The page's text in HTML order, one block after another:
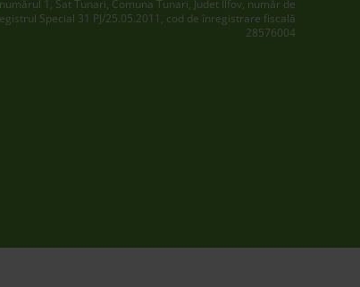
1, Sat Tunari, Comuna Tunari, Judet Ilfov, număr de
Special 31 PJ/25.05.2011, cod de înregistrare fiscală
28576004